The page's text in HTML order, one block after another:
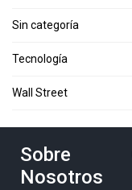
Sin categoría
Tecnología
Wall Street
Sobre
Nosotros